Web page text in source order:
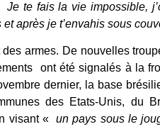
Je te fais la vie impossible,
après je t’envahis sous
des armes. De nouvelles
ont été signalés à la
dernier, la base
des Etats-Unis, du
visant «un pays sous le